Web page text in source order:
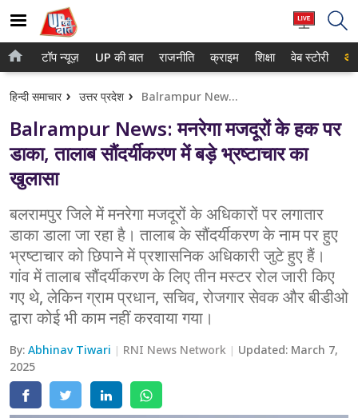
होम
टॉप न्यूज़
UP की बात
राजनीति
क्राइम
शिक्षा
वेब स्टोरी
टॉप न्यूज़ UP की बात राजनीति क्राइम शिक्षा वेब स्टोरी
हिन्दी समाचार उत्तर प्रदेश Balrampur News: मनरेगा मजदूरों के हक पर डाका, तालाब सौंदर्यीकरण में बड़े भ्रष्टाचार का खुलासा
Balrampur News: मनरेगा मजदूरों के हक पर
डाका, तालाब सौंदर्यीकरण में बड़े भ्रष्टाचार का
खुलासा
बलरामपुर जिले में मनरेगा मजदूरों के अधिकारों पर लगातार
डाका डाला जा रहा है। तालाब के सौंदर्यीकरण के नाम पर हुए
भ्रष्टाचार को छिपाने में प्रशासनिक अधिकारी जुटे हुए हैं।
गांव में तालाब सौंदर्यीकरण के लिए तीन मस्टर रोल जारी किए
गए थे, लेकिन ग्राम प्रधान, सचिव, रोजगार सेवक और बीडीओ
द्वारा कोई भी काम नहीं करवाया गया।
By:Abhinav Tiwari RNI News Network Updated: March 7,
2025
गाजियाबाद
लखनऊ
कानपुर
वाराणसी
आगरा
अयोध्या
अलीगढ़
मथुरा
मेरठ